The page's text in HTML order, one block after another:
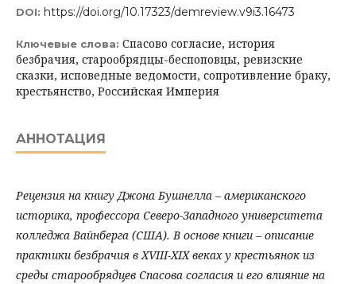
DOI: https://doi.org/10.17323/demreview.v9i3.16473
Ключевые слова: Спасово согласие, история
безбрачия, старообрядцы-беспоповцы, ревизские
сказки, исповедные ведомости, сопротивление браку,
крестьянство, Российская Империя
АННОТАЦИЯ
Рецензия на книгу Джона Бушнелла – американского
историка, профессора Северо-Западного университета
колледжа Вайнберга (США). В основе книги – описание
практики безбрачия в XVIII-XIX веках у крестьянок из
среды старообрядцев Спасова согласия и его влияние на